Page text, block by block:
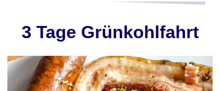
3 Tage Grünkohlfahrt